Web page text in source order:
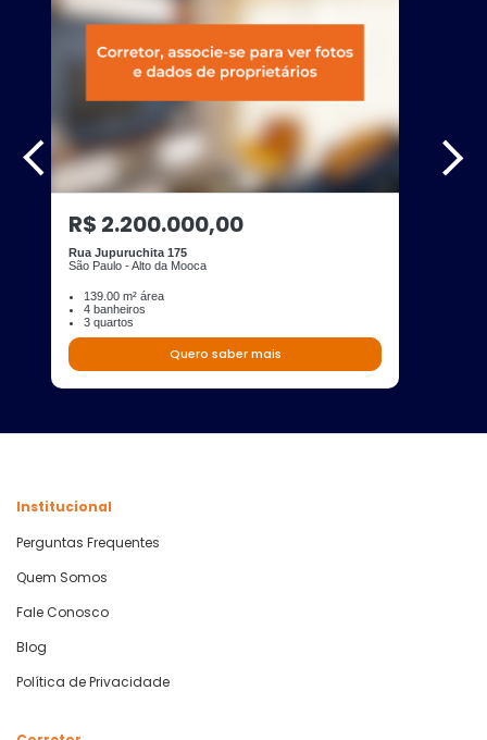
R$ 2.200.000,00
Rua Jupuruchita 175
São Paulo - Alto da Mooca
139.00 m² área
4 banheiros
3 quartos
Quero saber mais
Institucional
Perguntas Frequentes
Quem Somos
Fale Conosco
Blog
Política de Privacidade